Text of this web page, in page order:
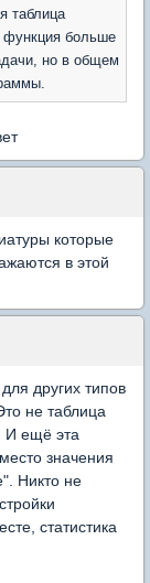
таблица
функция больше
но в общем
которые
в этой
других типов
не таблица
И ещё эта
значения
Никто не
статистика